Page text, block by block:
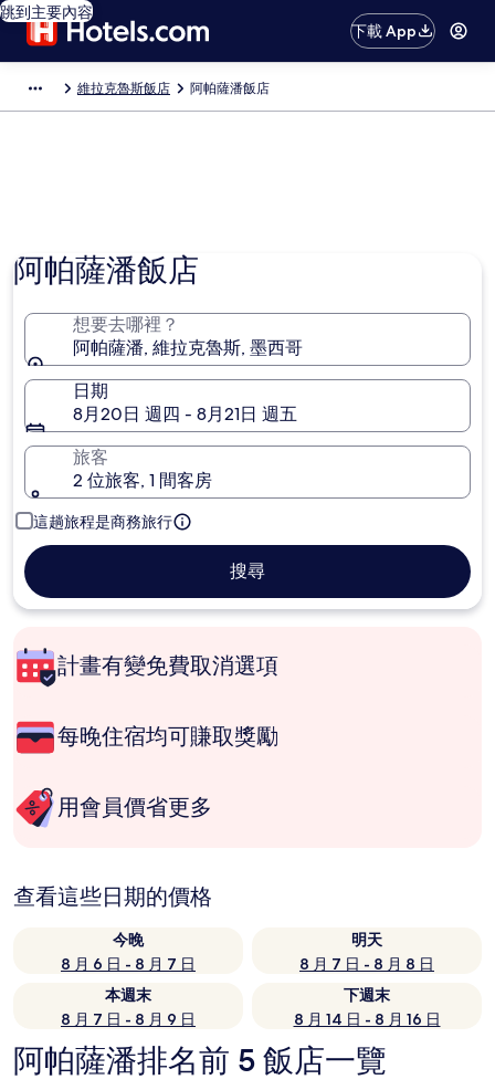
跳到主要內容
下載 App
維拉克魯斯飯店 阿帕薩潘飯店
阿帕薩潘飯店
想要去哪裡？
阿帕薩潘, 維拉克魯斯, 墨西哥
日期
8月20日 週四 - 8月21日 週五
旅客
2 位旅客, 1 間客房
這趟旅程是商務旅行
搜尋
計畫有變免費取消選項
每晚住宿均可賺取獎勵
用會員價省更多
查看這些日期的價格
今晚
8 月 6 日 - 8 月 7 日
明天
8 月 7 日 - 8 月 8 日
本週末
8 月 7 日 - 8 月 9 日
下週末
8 月 14 日 - 8 月 16 日
阿帕薩潘排名前 5 飯店一覽